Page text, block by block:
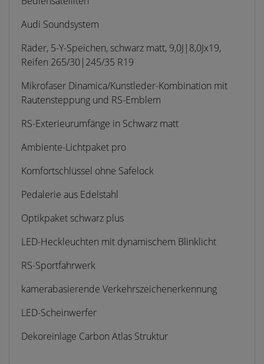
Audi Soundsystem
Räder, 5-Y-Speichen, schwarz matt, 9,0J|8,0Jx19,
Reifen 265/30|245/35 R19
Mikrofaser Dinamica/Kunstleder-Kombination mit
Rautensteppung und RS-Emblem
RS-Exterieurumfänge in Schwarz matt
Ambiente-Lichtpaket pro
Komfortschlüssel ohne Safelock
Pedalerie aus Edelstahl
Optikpaket schwarz plus
LED-Heckleuchten mit dynamischem Blinklicht
RS-Sportfahrwerk
kamerabasierende Verkehrszeichenerkennung
LED-Scheinwerfer
Dekoreinlage Carbon Atlas Struktur